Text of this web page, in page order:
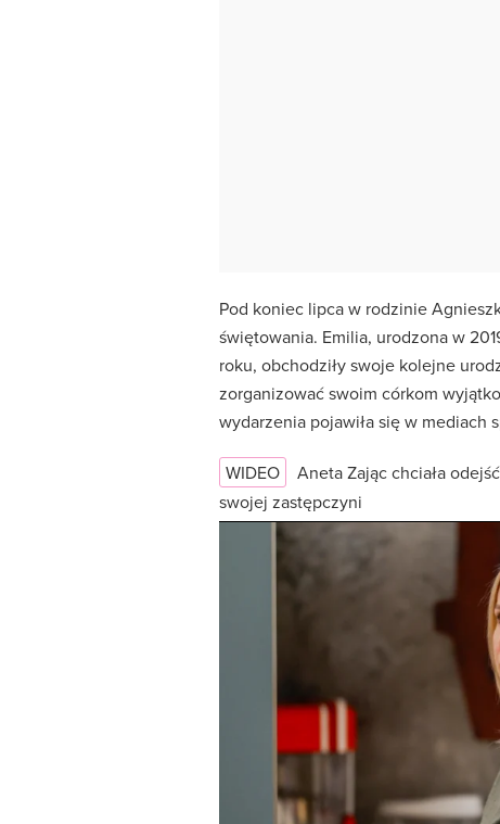
Pod koniec lipca w rodzinie
świętowania. Emilia, urodzona w
roku, obchodziły swoje kolejne
zorganizować swoim córkom
wydarzenia pojawiła się w mediach
WIDEO
Aneta Zając chciała
swojej zastępczyni